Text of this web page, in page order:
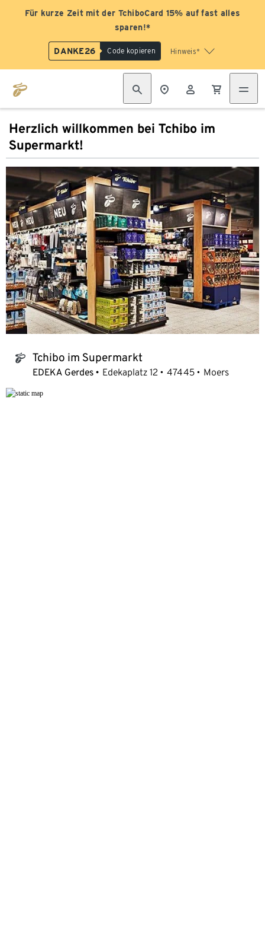
Für kurze Zeit mit der TchiboCard 15% auf fast alles
sparen!*
DANKE26 Code kopieren Hinweis*
Herzlich willkommen bei Tchibo im
Supermarkt!
tchibo_logo Tchibo im Supermarkt
EDEKA Gerdes Edekaplatz 12 47445 Moers